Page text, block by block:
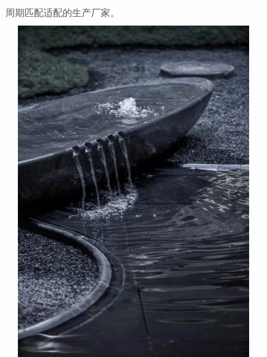
周期匹配适配的生产厂家。